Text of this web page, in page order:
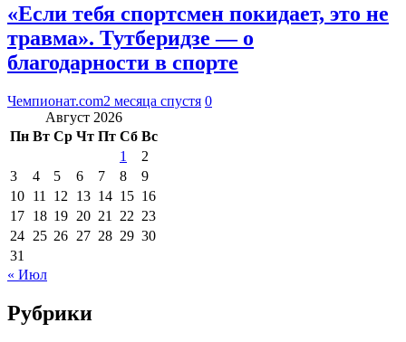
«Если тебя спортсмен покидает, это не
травма». Тутберидзе — о
благодарности в спорте
Чемпионат.com2 месяца спустя 0
Август 2026
Пн Вт Ср Чт Пт Сб Вс
1
2
3
4 5 6 7 8
9
10 11 12 13 14 15 16
17 18 19 20 21 22 23
24 25 26 27 28 29 30
31
« Июл
Рубрики